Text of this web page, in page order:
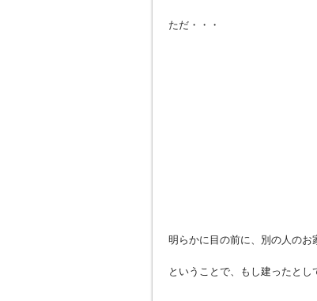
ただ・・・
明らかに目の前に、別の人のお
ということで、もし建ったとし